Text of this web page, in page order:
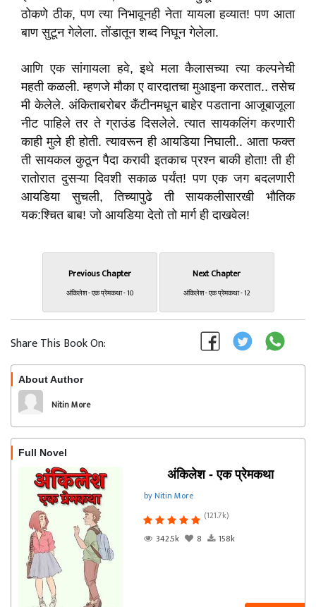
ठोकणे ठीक, पण त्या निभावूनही नेता यायला हव्यात! पण आता
बाण सुटून गेलेला. तोंडातून शब्द निघून गेलेला.
आणि एक सांगायला हवे, इथे मला कैलासच्या त्या कल्पनेची
महती कळली. म्हणजे मौका ए वारदातचा मुआइना करतात.. तसेच
मी केलेले. अंकिताबरोबर कँटीनमधून बाहेर पडताना आजूबाजूला
नीट पाहिले तर ते ग्राउंड दिसलेले. त्यात सायकलिंग करणारी
काही मुले ही होती. त्यावरून ही आयडिया निघाली.. आता फक्त
ती सायकल कुठून पैदा करावी इतकाच प्रश्न बाकी होता! ती ही
रातोरात दुसऱ्या दिवशी सकाळ पर्यंत! पण एक जग बदलणारी
आयडिया सुचली, तिच्यापुढे ती सायकलीसारखी भौतिक
यक:श्चित बाब! जो आयडिया देतो तो मार्ग ही दाखवेल!
Previous Chapter
अंकिलेश - एक प्रेमकथा - 10
Next Chapter
अंकिलेश - एक प्रेमकथा - 12
Share This Book On:
About Author
Nitin More
Full Novel
अंकिलेश - एक प्रेमकथा
by Nitin More
(121.7k)
342.5k
8 158k